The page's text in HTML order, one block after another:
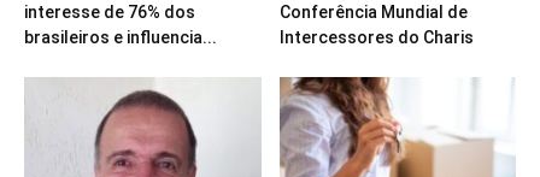
interesse de 76% dos
brasileiros e influencia...
Conferência Mundial de
Intercessores do Charis